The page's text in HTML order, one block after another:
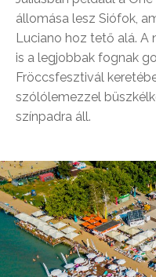
állomása lesz Siófok,
Luciano hoz tető alá. A
is a legjobbak fognak
Fröccsfesztivál
szólólemezzel
színpadra áll.